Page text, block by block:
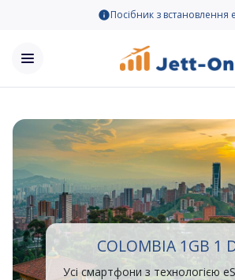
Посібник з встановлення
COLOMBIA 1GB 1
Усі смартфони з технологією